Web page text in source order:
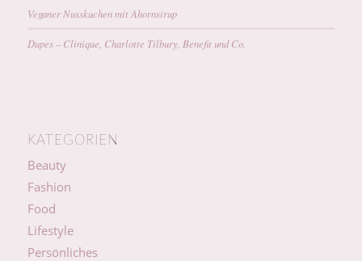
Veganer Nusskuchen mit Ahornsirup
Dupes – Clinique, Charlotte Tilbury, Benefit und Co.
KATEGORIEN
Beauty
Fashion
Food
Lifestyle
Persönliches